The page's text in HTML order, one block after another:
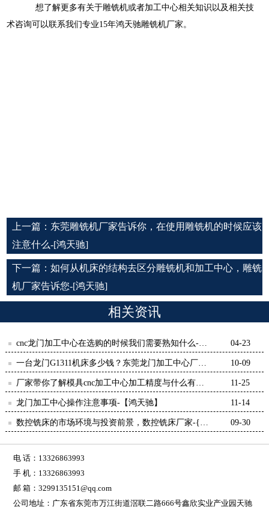
想了解更多有关于雕铣机或者加工中心相关知识以及相关技
术咨询可以联系我们专业15年鸿天驰雕铣机厂家。
上一篇： 东莞雕铣机厂家告诉你，在使用雕铣机的时候应该
注意什么-[鸿天驰]
下一篇： 如何从机床的结构去区分雕铣机和加工中心，雕铣
机厂家告诉您-[鸿天驰]
相关资讯
cnc龙门加工中心在选购的时候我们需要熟知什么-
【鸿天驰】
04-23
一台龙门G1311机床多少钱？东莞龙门加工中心厂家
告诉你-鸿天驰
10-09
厂家带你了解模具cnc加工中心加工精度与什么有
关？-【鸿天驰】
11-25
龙门加工中心操作注意事项-【鸿天驰】 11-14
数控铣床的市场环境与投资前景，数控铣床厂家-{鸿
09-30
电 话：13326863993
手 机：13326863993
邮 箱：3299135151@qq.com
公司地址：广东省东莞市万江街道滘联二路666号鑫欣实业产业园天驰